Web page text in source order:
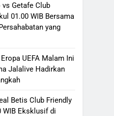
Getafe Club
01.00 WIB Bersama
yang
UEFA Malam Ini
Jalalive Hadirkan
Betis Club Friendly
WIB Eksklusif di